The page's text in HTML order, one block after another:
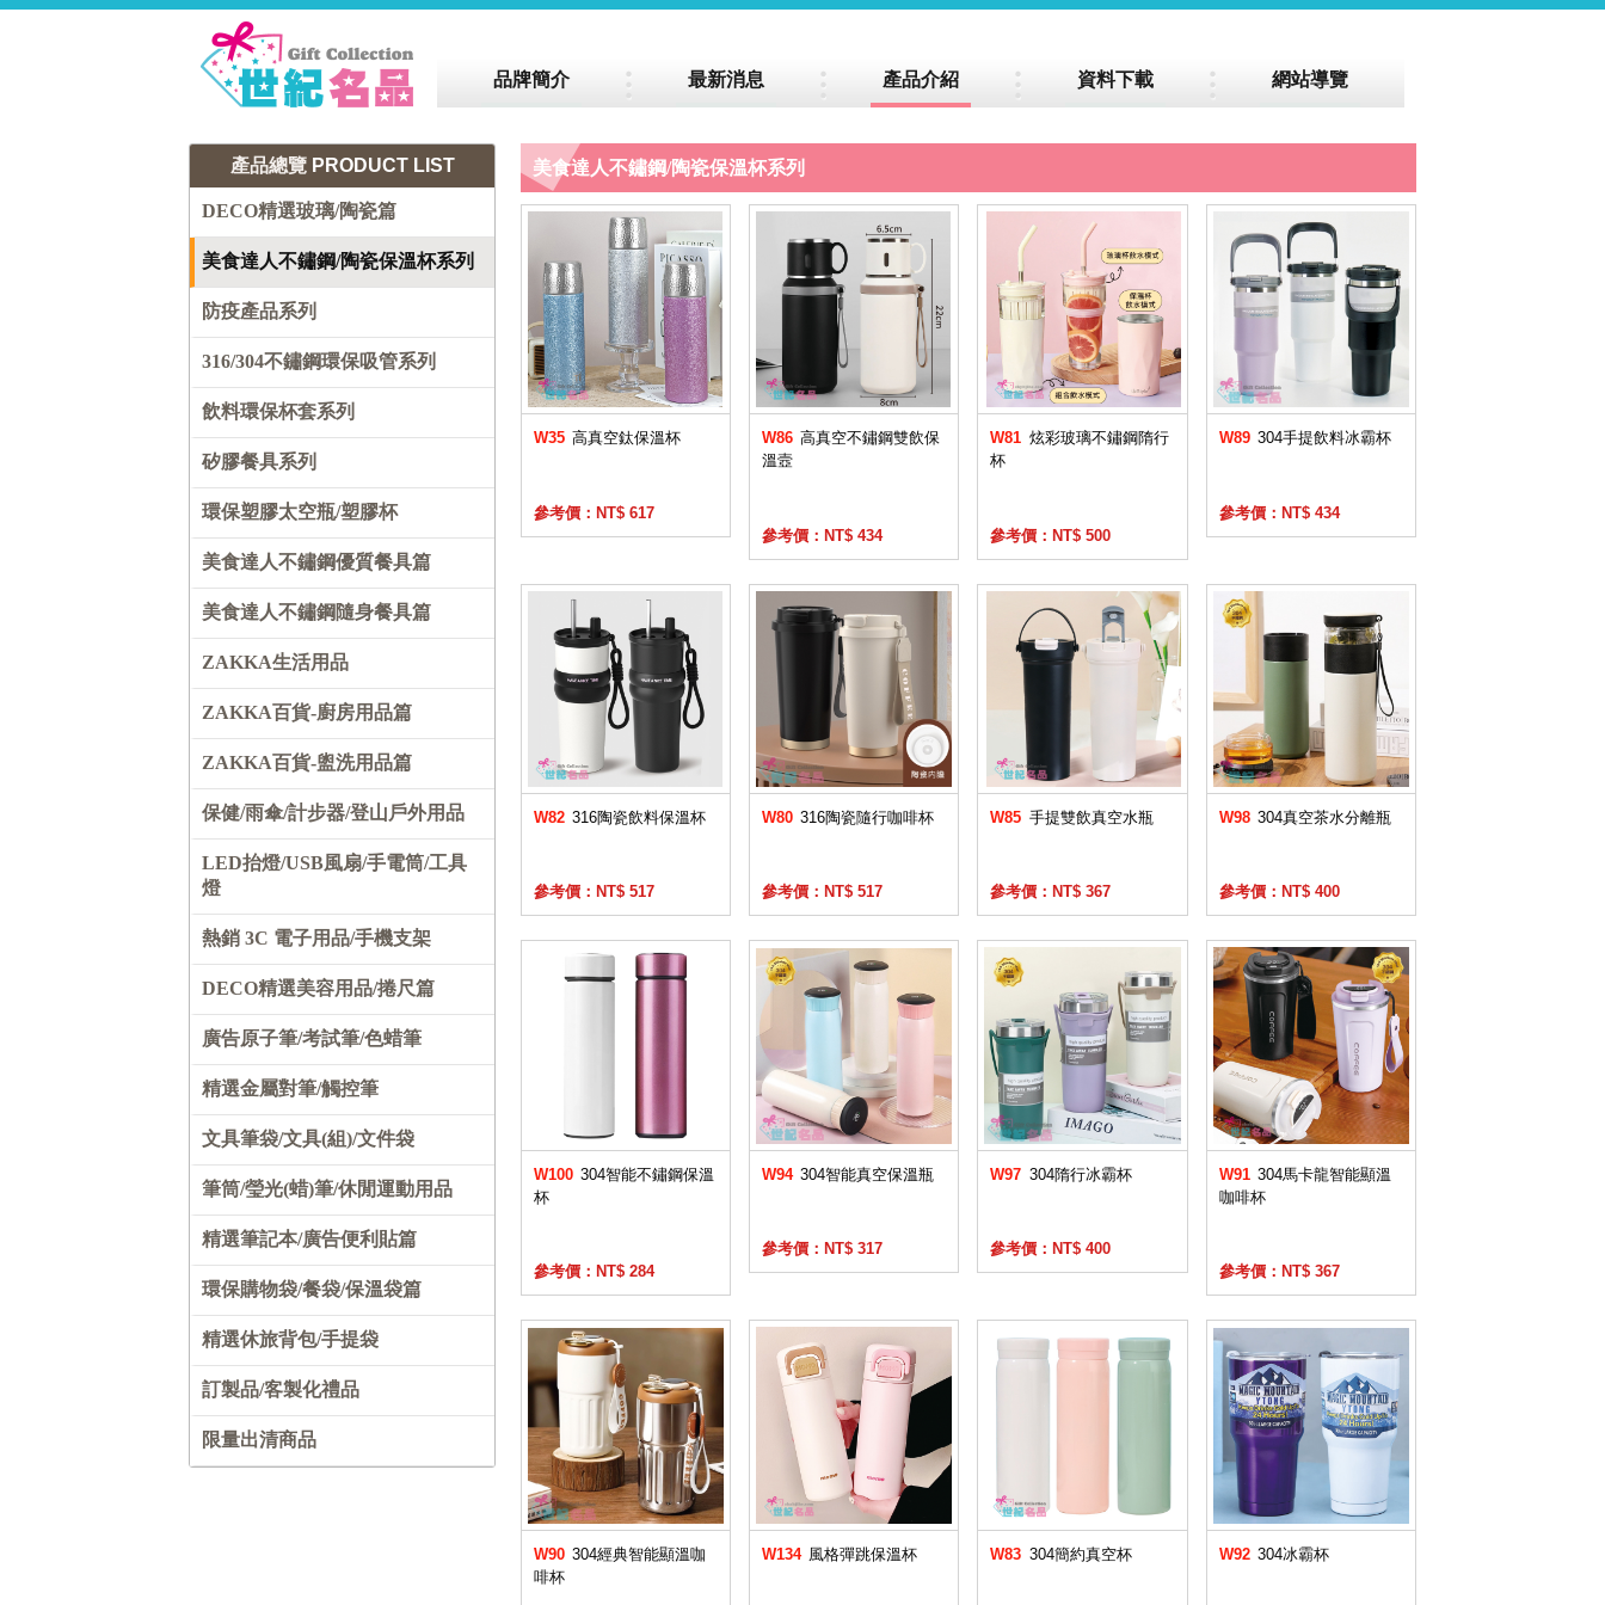
品牌簡介 最新消息 產品介紹 資料下載 網站導覽
產品總覽 PRODUCT LIST
DECO精選玻璃/陶瓷篇
美食達人不鏽鋼/陶瓷保溫杯系列
防疫產品系列
316/304不鏽鋼環保吸管系列
飲料環保杯套系列
矽膠餐具系列
環保塑膠太空瓶/塑膠杯
美食達人不鏽鋼優質餐具篇
美食達人不鏽鋼隨身餐具篇
ZAKKA生活用品
ZAKKA百貨-廚房用品篇
ZAKKA百貨-盥洗用品篇
保健/雨傘/計步器/登山戶外用品
LED抬燈/USB風扇/手電筒/工具
燈
熱銷 3C 電子用品/手機支架
DECO精選美容用品/捲尺篇
廣告原子筆/考試筆/色蜡筆
精選金屬對筆/觸控筆
文具筆袋/文具(組)/文件袋
筆筒/瑩光(蜡)筆/休閒運動用品
精選筆記本/廣告便利貼篇
環保購物袋/餐袋/保溫袋篇
精選休旅背包/手提袋
訂製品/客製化禮品
限量出清商品
美食達人不鏽鋼/陶瓷保溫杯系列
W35 高真空鈦保溫杯
參考價：NT$ 617
W86 高真空不鏽鋼雙飲保
溫壼
參考價：NT$ 434
W81 炫彩玻璃不鏽鋼隋行
杯
參考價：NT$ 500
W89 304手提飲料冰霸杯
參考價：NT$ 434
W82 316陶瓷飲料保溫杯
參考價：NT$ 517
W80 316陶瓷隨行咖啡杯
參考價：NT$ 517
W85 手提雙飲真空水瓶
參考價：NT$ 367
W98 304真空茶水分離瓶
參考價：NT$ 400
W100 304智能不鏽鋼保溫
杯
參考價：NT$ 284
W94 304智能真空保溫瓶
參考價：NT$ 317
W97 304隋行冰霸杯
參考價：NT$ 400
W91 304馬卡龍智能顯溫
咖啡杯
參考價：NT$ 367
W90 304經典智能顯溫咖
啡杯
W134 風格彈跳保溫杯 W83 304簡約真空杯 W92 304冰霸杯